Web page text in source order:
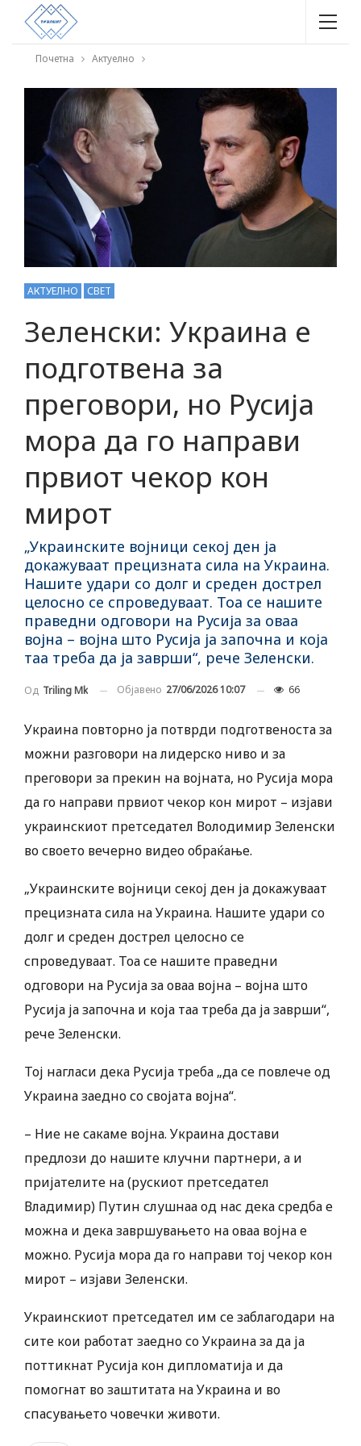
Почетна Актуелно
АКТУЕЛНО СВЕТ
Зеленски: Украина е
подготвена за
преговори, но Русија
мора да го направи
првиот чекор кон
мирот
„Украинските војници секој ден ја
докажуваат прецизната сила на Украина.
Нашите удари со долг и среден дострел
целосно се спроведуваат. Тоа се нашите
праведни одговори на Русија за оваа
војна – војна што Русија ја започна и која
таа треба да ја заврши“, рече Зеленски.
Од Triling Mk Објавено 27/06/2026 10:07 66
Украина повторно ја потврди подготвеноста за
можни разговори на лидерско ниво и за
преговори за прекин на војната, но Русија мора
да го направи првиот чекор кон мирот – изјави
украинскиот претседател Володимир Зеленски
во своето вечерно видео обраќање.
„Украинските војници секој ден ја докажуваат
прецизната сила на Украина. Нашите удари со
долг и среден дострел целосно се
спроведуваат. Тоа се нашите праведни
одговори на Русија за оваа војна – војна што
Русија ја започна и која таа треба да ја заврши“,
рече Зеленски.
Тој нагласи дека Русија треба „да се повлече од
Украина заедно со својата војна“.
– Ние не сакаме војна. Украина достави
предлози до нашите клучни партнери, а и
пријателите на (рускиот претседател
Владимир) Путин слушнаа од нас дека средба е
можна и дека завршувањето на оваа војна е
можно. Русија мора да го направи тој чекор кон
мирот – изјави Зеленски.
Украинскиот претседател им се заблагодари на
сите кои работат заедно со Украина за да ја
поттикнат Русија кон дипломатија и да
помогнат во заштитата на Украина и во
спасувањето човечки животи.